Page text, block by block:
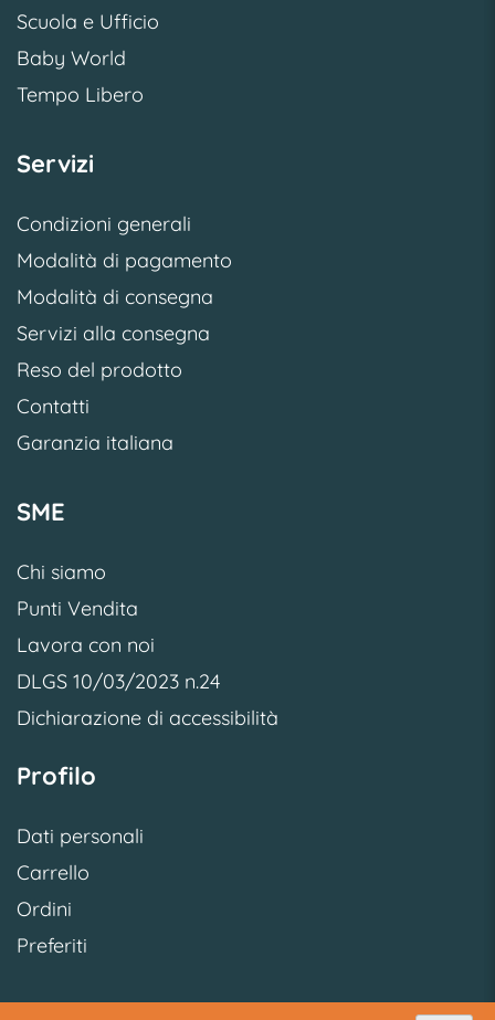
Scuola e Ufficio
Baby World
Tempo Libero
Servizi
Condizioni generali
Modalità di pagamento
Modalità di consegna
Servizi alla consegna
Reso del prodotto
Contatti
Garanzia italiana
SME
Chi siamo
Punti Vendita
Lavora con noi
DLGS 10/03/2023 n.24
Dichiarazione di accessibilità
Profilo
Dati personali
Carrello
Ordini
Preferiti